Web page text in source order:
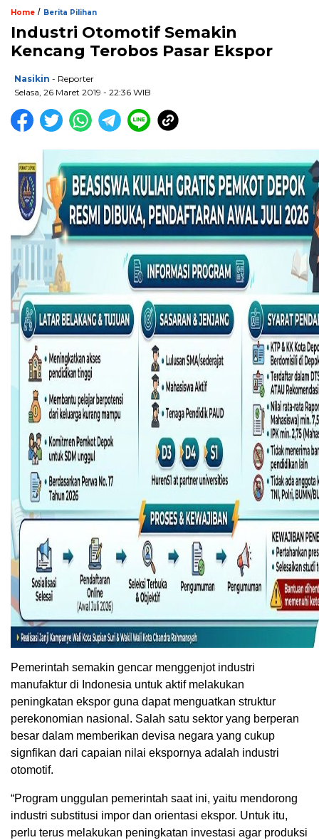
Home / Berita Pilihan
Industri Otomotif Semakin
Kencang Terobos Pasar Ekspor
Nasikin - Reporter
Selasa, 26 Maret 2019 - 22:36 WIB
Pemerintah semakin gencar menggenjot industri
manufaktur di Indonesia untuk aktif melakukan
peningkatan ekspor guna dapat menguatkan struktur
perekonomian nasional. Salah satu sektor yang berperan
besar dalam memberikan devisa negara yang cukup
signfikan dari capaian nilai ekspornya adalah industri
otomotif.
“Program unggulan pemerintah saat ini, yaitu mendorong
industri substitusi impor dan orientasi ekspor. Untuk itu,
perlu terus melakukan peningkatan investasi agar produksi